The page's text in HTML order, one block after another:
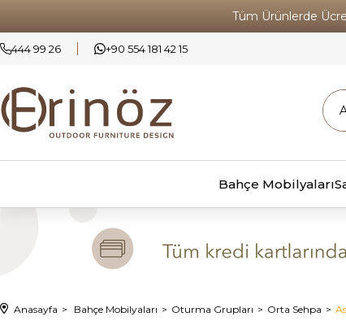
Tüm Ürünlerde
444 99 26 +90 554 181 42 15
Bahçe Mobilyaları
Anasayfa Bahçe Mobilyaları Oturma Grupları Orta Sehpa